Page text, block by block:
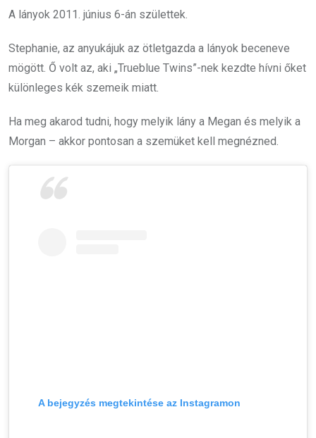
A lányok 2011. június 6-án születtek.
Stephanie, az anyukájuk az ötletgazda a lányok beceneve
mögött. Ő volt az, aki „Trueblue Twins”-nek kezdte hívni őket
különleges kék szemeik miatt.
Ha meg akarod tudni, hogy melyik lány a Megan és melyik a
Morgan – akkor pontosan a szemüket kell megnézned.
A bejegyzés megtekintése az Instagramon